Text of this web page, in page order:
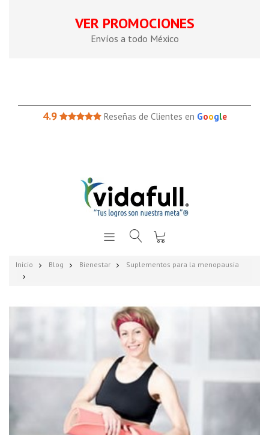
VER PROMOCIONES
Envíos a todo México
4.9 Reseñas de Clientes en Google
Inicio Blog Bienestar Suplementos para la menopausia